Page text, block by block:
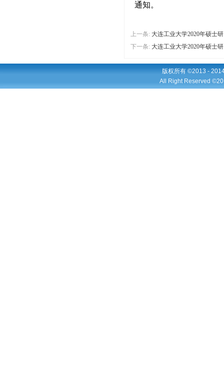
通知。
上一条: 大连工业大学2020年硕士
下一条: 大连工业大学2020年硕士
版权所有 ©2013 -
All Right Reserved